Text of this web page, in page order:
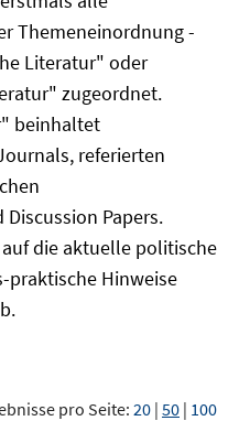
Themeneinordnung -
Literatur" oder
zugeordnet.
beinhaltet
referierten
Papers.
die aktuelle politische
praktische Hinweise
pro Seite:20 | 50 | 100